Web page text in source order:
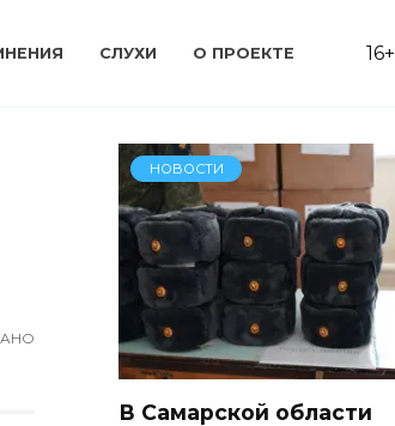
СЛУХИ О ПРОЕКТЕ 16+
НОВОСТИ
В Самарской области